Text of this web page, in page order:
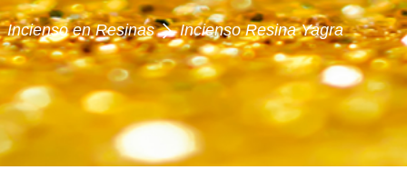
Incienso en Resinas Incienso Resina Yagra